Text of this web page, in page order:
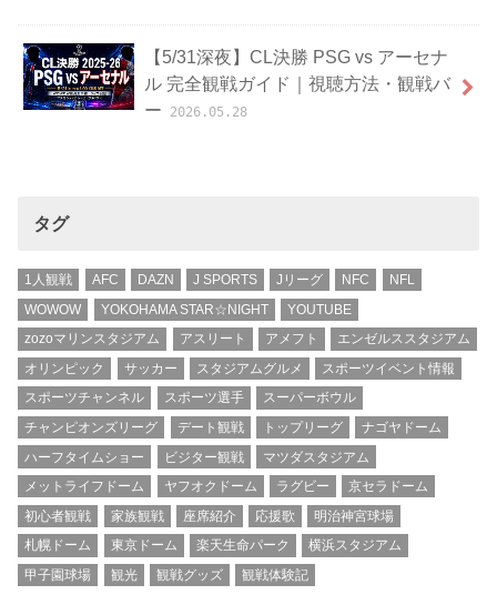
【5/31深夜】CL決勝 PSG vs アーセナ
ル 完全観戦ガイド｜視聴方法・観戦バ
ー
2026.05.28
タグ
1人観戦 AFC DAZN J SPORTS Jリーグ NFC
NFL
WOWOW
YOKOHAMA STAR☆NIGHT
YOUTUBE
zozoマリンスタジアム
アスリート アメフト
エンゼルススタジアム
オリンピック
サッカー スタジアムグルメ
スポーツイベント情報
スポーツチャンネル
スポーツ選手
スーパーボウル
チャンピオンズリーグ
デート観戦 トップリーグ
ナゴヤドーム
ハーフタイムショー
ビジター観戦
マツダスタジアム
メットライフドーム
ヤフオクドーム ラグビー
京セラドーム
初心者観戦
家族観戦 座席紹介 応援歌
明治神宮球場
札幌ドーム
東京ドーム 楽天生命パーク
横浜スタジアム
甲子園球場
観光 観戦グッズ 観戦体験記